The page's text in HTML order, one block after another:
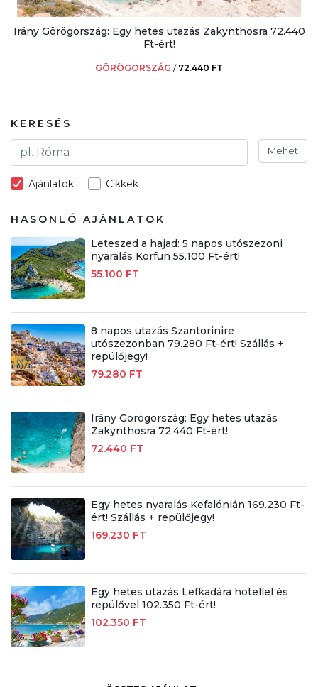
Irány Görögország: Egy hetes utazás Zakynthosra 72.440
Ft-ért!
GÖRÖGORSZÁG / 72.440 FT
KERESÉS
Mehet
Ajánlatok Cikkek
HASONLÓ AJÁNLATOK
Leteszed a hajad: 5 napos utószezoni
nyaralás Korfun 55.100 Ft-ért!
55.100 FT
8 napos utazás Szantorinire
utószezonban 79.280 Ft-ért! Szállás +
repülőjegy!
79.280 FT
Irány Görögország: Egy hetes utazás
Zakynthosra 72.440 Ft-ért!
72.440 FT
Egy hetes nyaralás Kefalónián 169.230 Ft-
ért! Szállás + repülőjegy!
169.230 FT
Egy hetes utazás Lefkadára hotellel és
repülővel 102.350 Ft-ért!
102.350 FT